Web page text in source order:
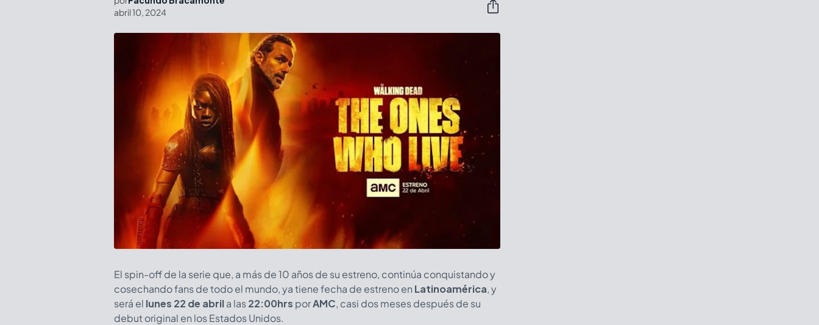
abril 10, 2024
El spin-off de la serie que, a más de 10 años de su estreno, continúa conquistando y
cosechando fans de todo el mundo, ya tiene fecha de estreno en Latinoamérica, y
será el lunes 22 de abrila las22:00hrs porAMC, casi dos meses después de su
debut original en los Estados Unidos.